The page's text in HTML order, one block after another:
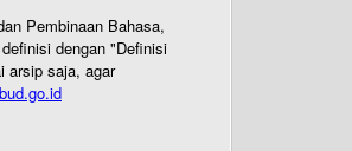
Pembinaan Bahasa,
dengan "Definisi
arsip saja, agar